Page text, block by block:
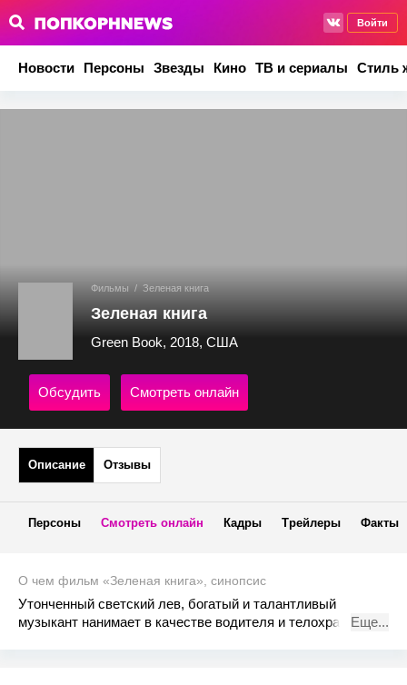
Войти
Новости Персоны Звезды Кино ТВ и сериалы Стиль
Фильмы / Зеленая книга
Зеленая книга
Green Book, 2018, США
Обсудить Смотреть онлайн
Описание Отзывы
Персоны Смотреть онлайн Кадры Трейлеры Факты
О чем фильм «Зеленая книга», синопсис
Утонченный светский лев, богатый и талантливый
музыкант нанимает в качестве водителя и телохранителя
Еще...